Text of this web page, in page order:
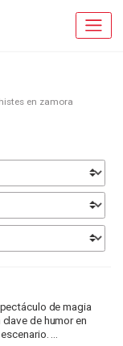
en zamora
de magia
de humor en
...